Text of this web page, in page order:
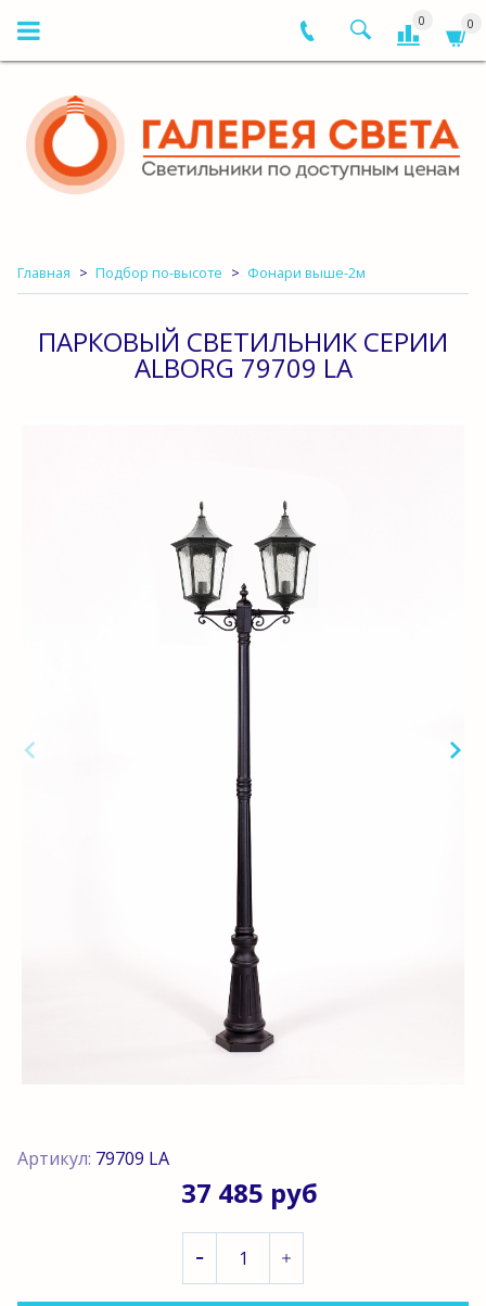
0 0
Главная Подбор по-высоте Фонари выше-2м
ПАРКОВЫЙ СВЕТИЛЬНИК СЕРИИ
ALBORG 79709 LА
Артикул: 79709 LА
37 485 руб